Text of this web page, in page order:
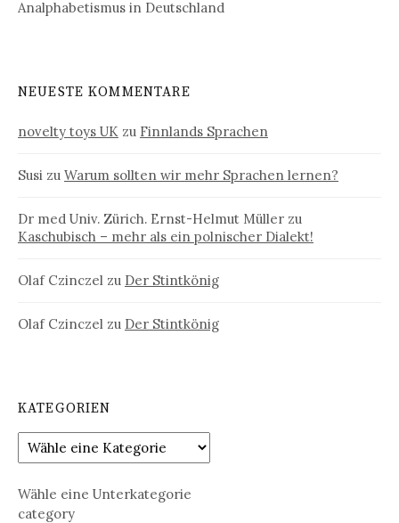
Analphabetismus in Deutschland
NEUESTE KOMMENTARE
novelty toys UK zu Finnlands Sprachen
Susi zu Warum sollten wir mehr Sprachen lernen?
Dr med Univ. Zürich. Ernst-Helmut Müller zu
Kaschubisch – mehr als ein polnischer Dialekt!
Olaf Czinczel zu Der Stintkönig
Olaf Czinczel zu Der Stintkönig
KATEGORIEN
Wähle eine Unterkategorie
category